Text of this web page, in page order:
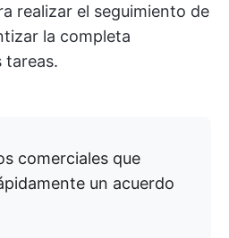
realizar el seguimiento de
la completa
tareas.
comerciales que
un acuerdo